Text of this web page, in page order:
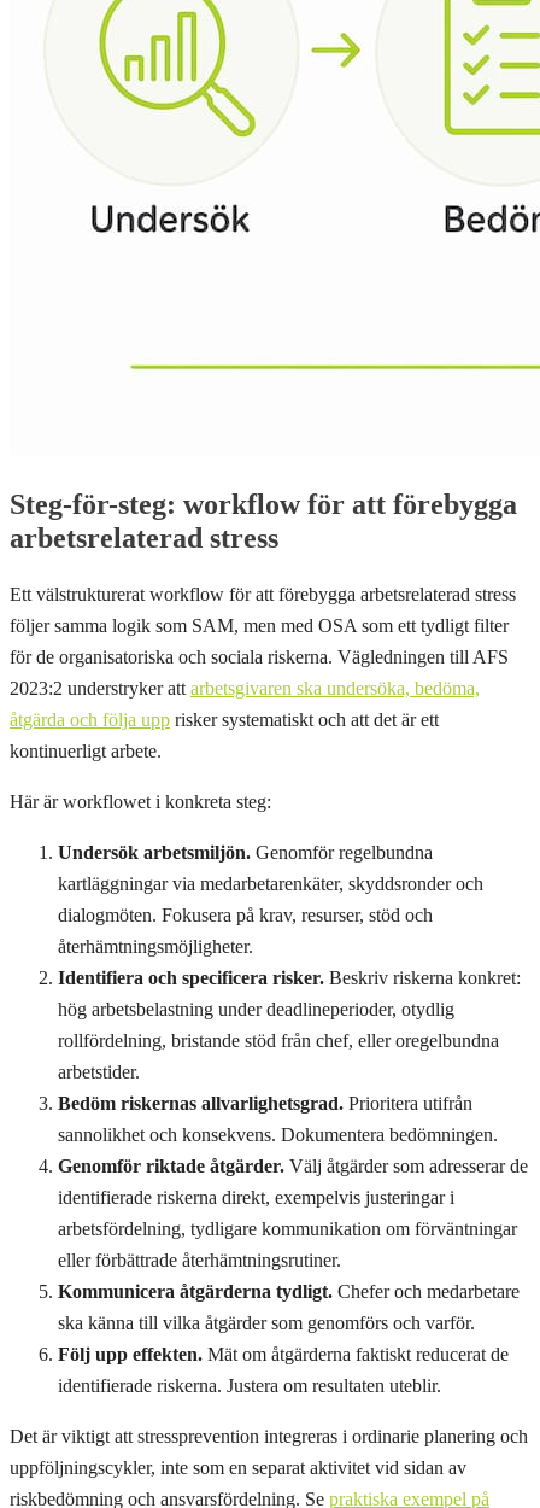
Steg-för-steg: workflow för att förebygga
arbetsrelaterad stress
Ett välstrukturerat workflow för att förebygga arbetsrelaterad stress
följer samma logik som SAM, men med OSA som ett tydligt filter
för de organisatoriska och sociala riskerna. Vägledningen till AFS
2023:2 understryker att arbetsgivaren ska undersöka, bedöma,
åtgärda och följa upp risker systematiskt och att det är ett
kontinuerligt arbete.
Här är workflowet i konkreta steg:
Undersök arbetsmiljön. Genomför regelbundna
kartläggningar via medarbetarenkäter, skyddsronder och
dialogmöten. Fokusera på krav, resurser, stöd och
återhämtningsmöjligheter.
Identifiera och specificera risker. Beskriv riskerna konkret:
hög arbetsbelastning under deadlineperioder, otydlig
rollfördelning, bristande stöd från chef, eller oregelbundna
arbetstider.
Bedöm riskernas allvarlighetsgrad. Prioritera utifrån
sannolikhet och konsekvens. Dokumentera bedömningen.
Genomför riktade åtgärder. Välj åtgärder som adresserar de
identifierade riskerna direkt, exempelvis justeringar i
arbetsfördelning, tydligare kommunikation om förväntningar
eller förbättrade återhämtningsrutiner.
Kommunicera åtgärderna tydligt. Chefer och medarbetare
ska känna till vilka åtgärder som genomförs och varför.
Följ upp effekten. Mät om åtgärderna faktiskt reducerat de
identifierade riskerna. Justera om resultaten uteblir.
Det är viktigt att stressprevention integreras i ordinarie planering och
uppföljningscykler, inte som en separat aktivitet vid sidan av
riskbedömning och ansvarsfördelning. Se praktiska exempel på